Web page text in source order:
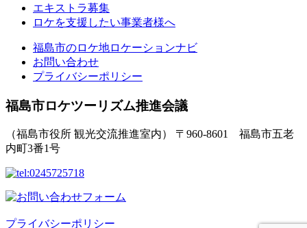
エキストラ募集
ロケを支援したい事業者様へ
福島市のロケ地ロケーションナビ
お問い合わせ
プライバシーポリシー
福島市ロケツーリズム推進会議
（福島市役所 観光交流推進室内）
〒960-8601 福島市五老
内町3番1号
プライバシーポリシー